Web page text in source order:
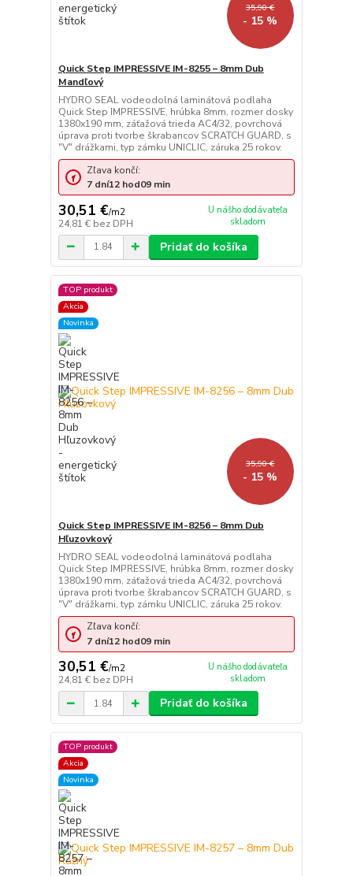
35,90 €
- 15 %
Quick Step IMPRESSIVE IM-8255 – 8mm Dub
Mandľový
HYDRO SEAL vodeodolná laminátová podlaha
Quick Step IMPRESSIVE, hrúbka 8mm, rozmer dosky
1380x190 mm, záťažová trieda AC4/32, povrchová
úprava proti tvorbe škrabancov SCRATCH GUARD, s
"V" drážkami, typ zámku UNICLIC, záruka 25 rokov.
30,51 €/m2
24,81 € bez DPH
U nášho dodávateľa
skladom
Zľava končí:
7 dní12 hod09 min
Pridať do košíka
TOP produkt
Akcia
Novinka
35,90 €
- 15 %
Quick Step IMPRESSIVE IM-8256 – 8mm Dub
Hľuzovkový
HYDRO SEAL vodeodolná laminátová podlaha
Quick Step IMPRESSIVE, hrúbka 8mm, rozmer dosky
1380x190 mm, záťažová trieda AC4/32, povrchová
úprava proti tvorbe škrabancov SCRATCH GUARD, s
"V" drážkami, typ zámku UNICLIC, záruka 25 rokov.
30,51 €/m2
24,81 € bez DPH
U nášho dodávateľa
skladom
Zľava končí:
7 dní12 hod09 min
Pridať do košíka
TOP produkt
Akcia
Novinka